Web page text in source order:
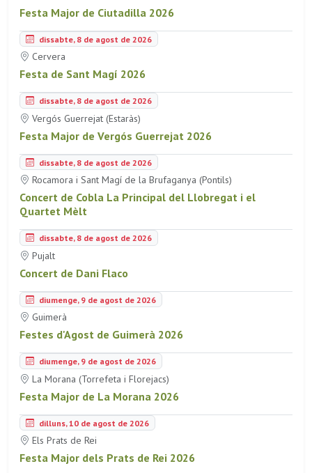
Festa Major de Ciutadilla 2026
dissabte, 8 de agost de 2026
Cervera
Festa de Sant Magí 2026
dissabte, 8 de agost de 2026
Vergós Guerrejat (Estaràs)
Festa Major de Vergós Guerrejat 2026
dissabte, 8 de agost de 2026
Rocamora i Sant Magí de la Brufaganya (Pontils)
Concert de Cobla La Principal del Llobregat i el
Quartet Mèlt
dissabte, 8 de agost de 2026
Pujalt
Concert de Dani Flaco
diumenge, 9 de agost de 2026
Guimerà
Festes d'Agost de Guimerà 2026
diumenge, 9 de agost de 2026
La Morana (Torrefeta i Florejacs)
Festa Major de La Morana 2026
dilluns, 10 de agost de 2026
Els Prats de Rei
Festa Major dels Prats de Rei 2026